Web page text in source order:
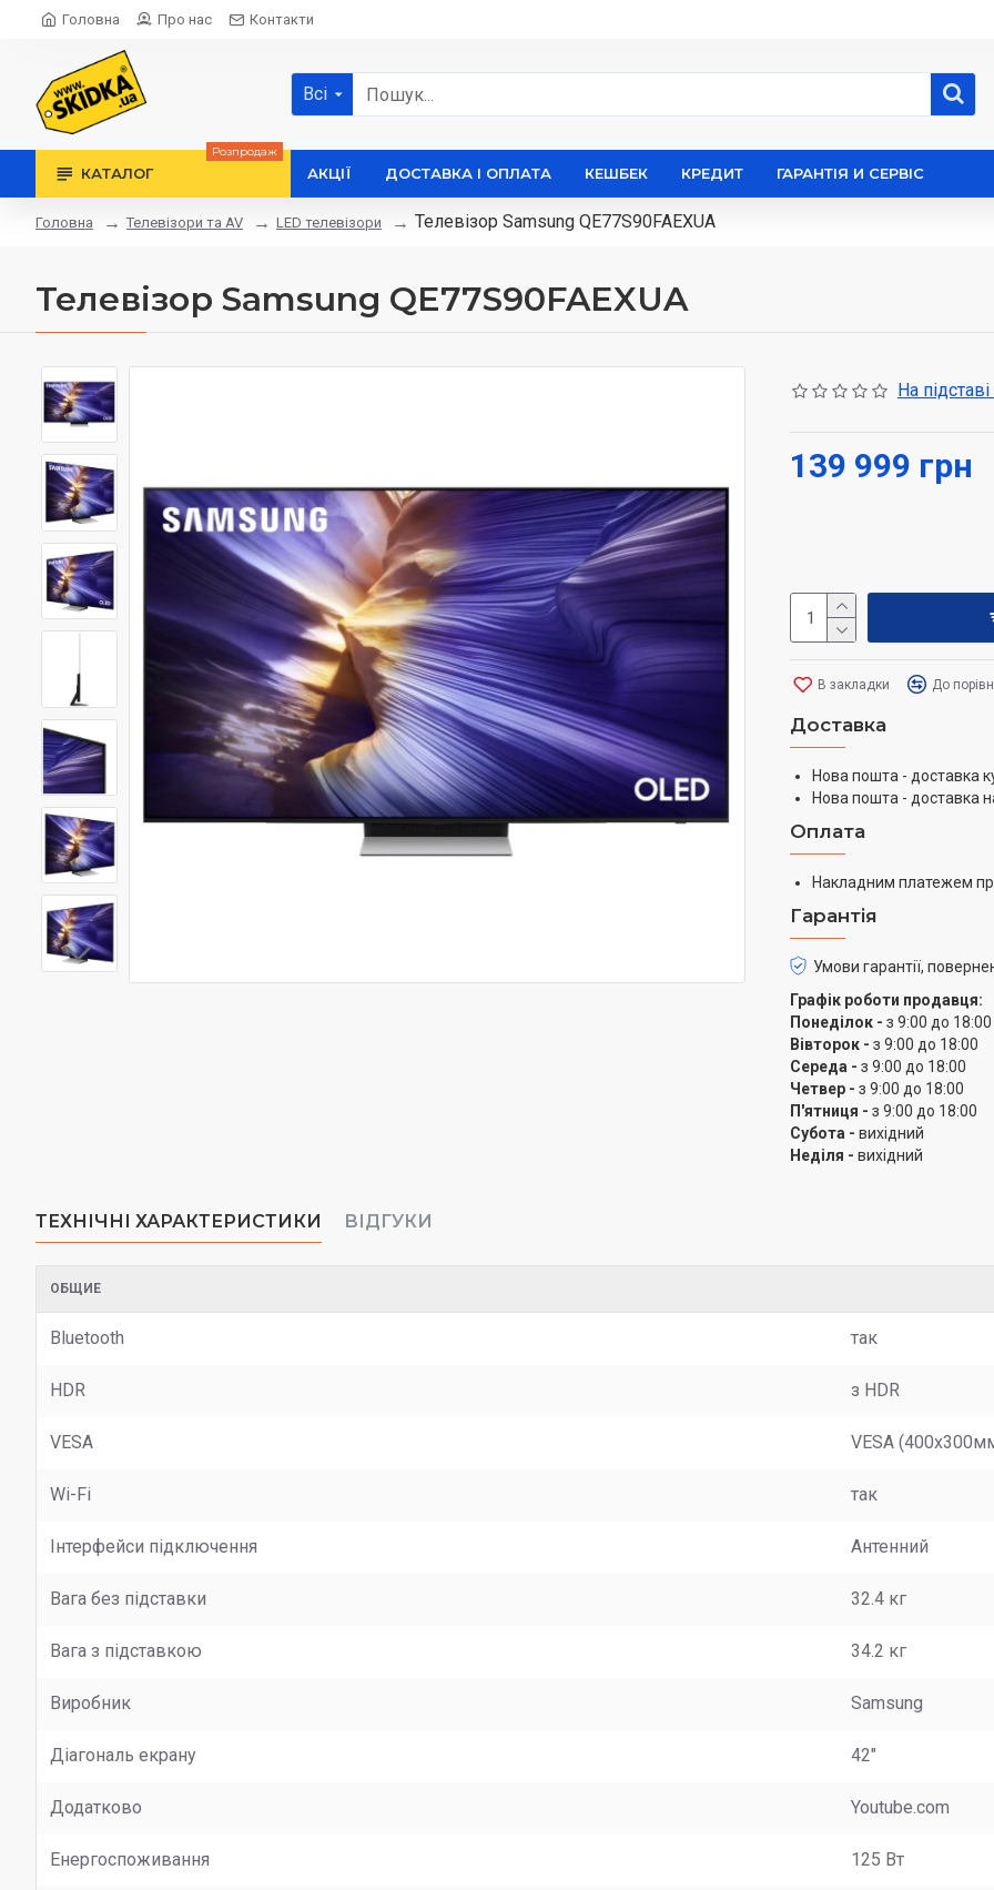
Головна Про нас Контакти
Всі
КАТАЛОГ
Розпродаж
АКЦІЇ ДОСТАВКА І ОПЛАТА КЕШБЕК КРЕДИТ ГАРАНТІЯ И СЕРВІС
Головна Телевізори та AV LED телевізори Телевізор Samsung QE77S90FAEXUA
Телевізор Samsung QE77S90FAEXUA
На
139 999 грн
В закладки До
Доставка
Нова пошта - доставка
Нова пошта - доставка
Оплата
Накладним платежем
Гарантія
Умови гарантії,
Графік роботи продавця:
Понеділок - з 9:00 до 18:00
Вівторок - з 9:00 до 18:00
Середа - з 9:00 до 18:00
Четвер - з 9:00 до 18:00
П'ятниця - з 9:00 до 18:00
Субота - вихідний
Неділя - вихідний
ТЕХНІЧНІ ХАРАКТЕРИСТИКИ ВІДГУКИ
ОБЩИЕ
Bluetooth так
HDR з HDR
VESA VESA
Wi-Fi так
Інтерфейси підключення Антенний
Вага без підставки 32.4 кг
Вага з підставкою 34.2 кг
Виробник Samsung
Діагональ екрану 42"
Додатково Youtube.com
Енергоспоживання 125 Вт